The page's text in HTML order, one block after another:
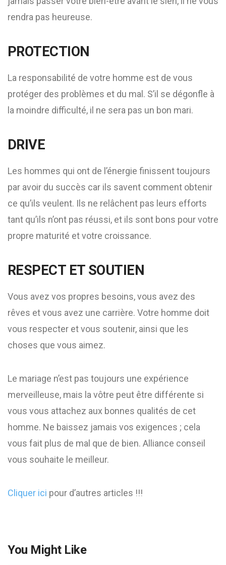
rendra pas heureuse.
PROTECTION
La responsabilité de votre homme est de vous
protéger des problèmes et du mal. S’il se dégonfle à
la moindre difficulté, il ne sera pas un bon mari.
DRIVE
Les hommes qui ont de l’énergie finissent toujours
par avoir du succès car ils savent comment obtenir
ce qu’ils veulent. Ils ne relâchent pas leurs efforts
tant qu’ils n’ont pas réussi, et ils sont bons pour votre
propre maturité et votre croissance.
RESPECT ET SOUTIEN
Vous avez vos propres besoins, vous avez des
rêves et vous avez une carrière. Votre homme doit
vous respecter et vous soutenir, ainsi que les
choses que vous aimez.
Le mariage n’est pas toujours une expérience
merveilleuse, mais la vôtre peut être différente si
vous vous attachez aux bonnes qualités de cet
homme. Ne baissez jamais vos exigences ; cela
vous fait plus de mal que de bien. Alliance conseil
vous souhaite le meilleur.
Cliquer ici pour d’autres articles !!!
You Might Like